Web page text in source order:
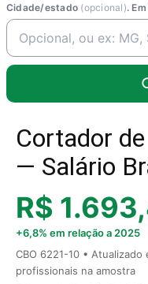
Cidade/estado (opcional).
Cortador
— Salário
R$
+6,8% em relação a 2025
CBO 6221-10 • Atualizado
profissionais na amostra